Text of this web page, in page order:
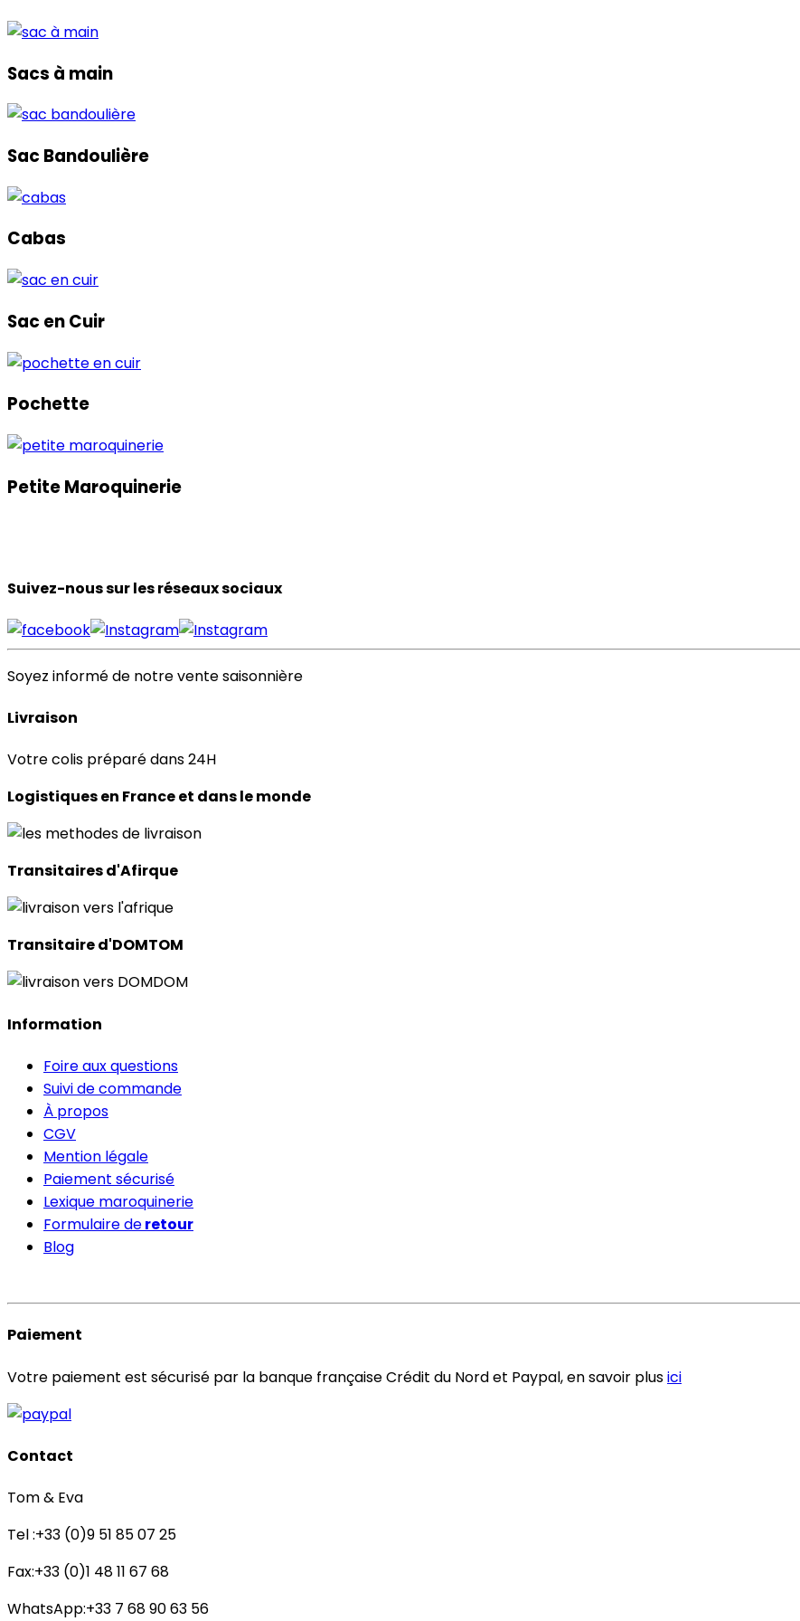
Sacs à main
Sac Bandoulière
Cabas
Sac en Cuir
Pochette
Petite Maroquinerie
Suivez-nous sur les réseaux sociaux
Soyez informé de notre vente saisonnière
Livraison
Votre colis préparé dans 24H
Logistiques en France et dans le monde
Transitaires d'Afirque
Transitaire d'DOMTOM
Information
Foire aux questions
Suivi de commande
À propos
CGV
Mention légale
Paiement sécurisé
Lexique maroquinerie
Formulaire deretour
Blog
Paiement
Votre paiement est sécurisé par la banque française Crédit du Nord et Paypal, en savoir plusici
Contact
Tom & Eva
Tel :+33 (0)9 51 85 07 25
Fax:+33 (0)1 48 11 67 68
WhatsApp:+33 7 68 90 63 56